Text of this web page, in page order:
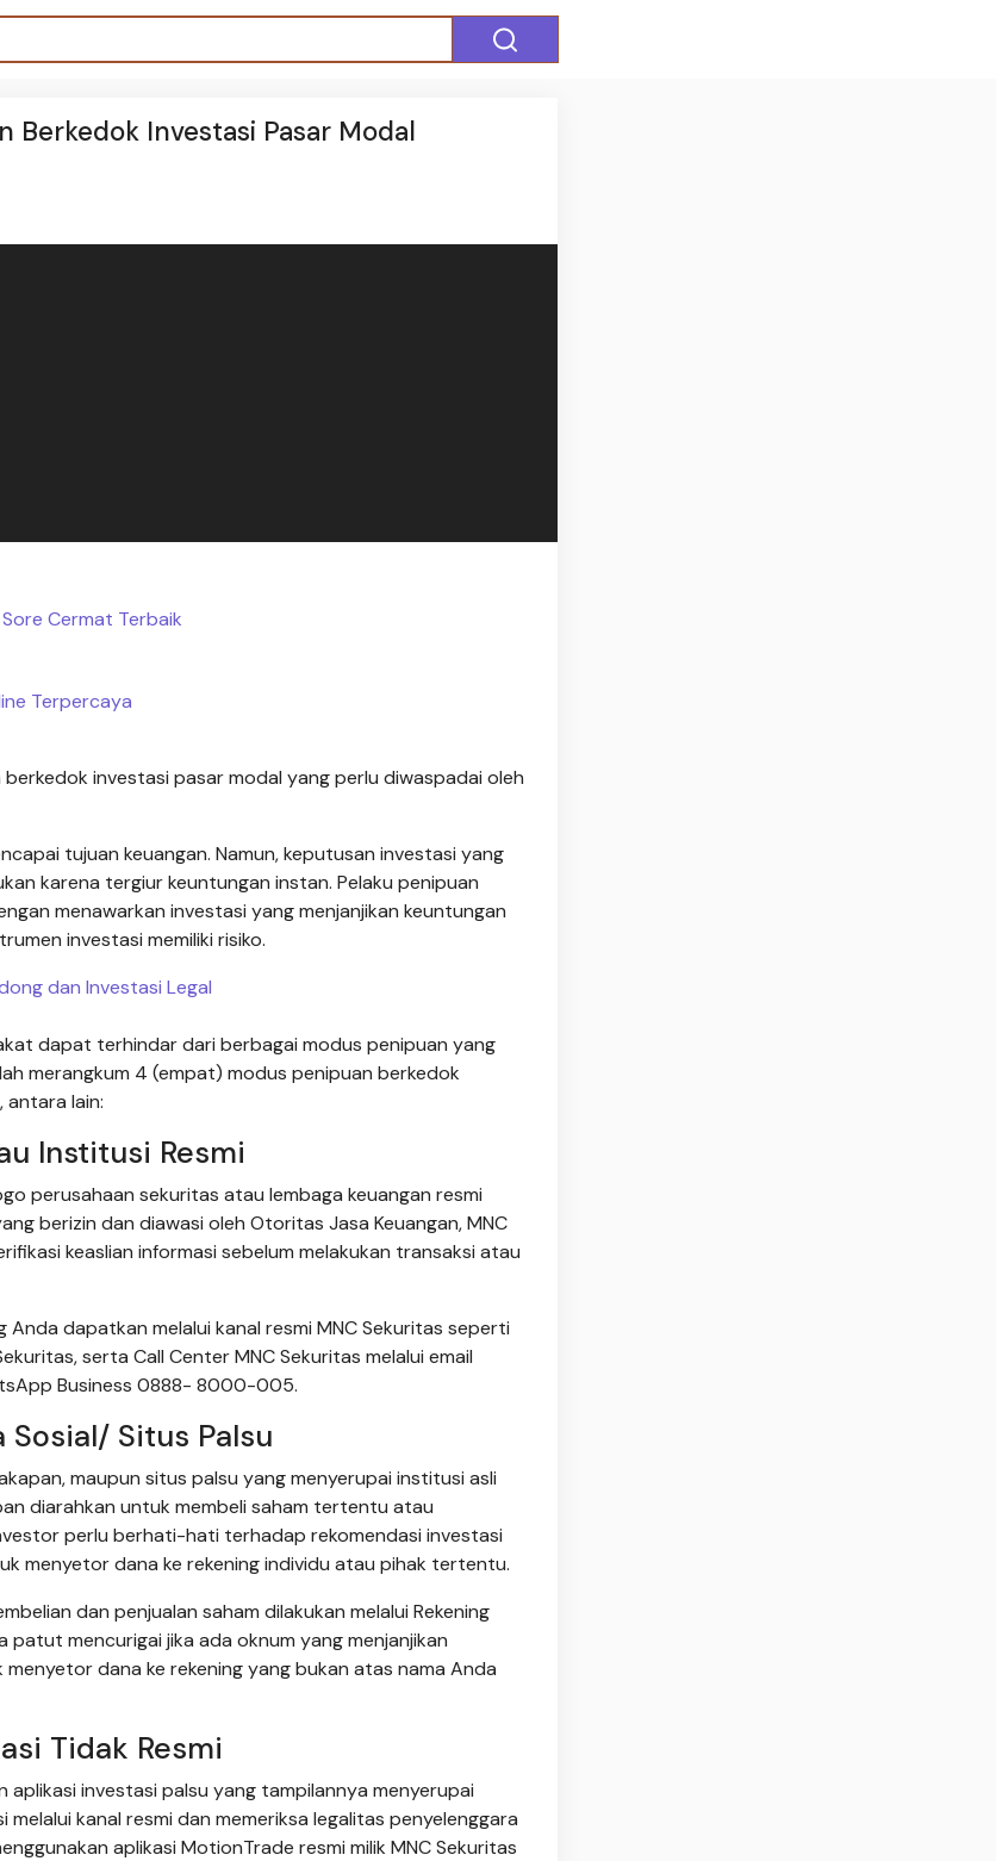
Berkedok Investasi Pasar Modal
Cermat Terbaik
Terpercaya
investasi pasar modal yang perlu diwaspadai oleh
tujuan keuangan. Namun, keputusan investasi yang
karena tergiur keuntungan instan. Pelaku penipuan
menawarkan investasi yang menjanjikan keuntungan
investasi memiliki risiko.
dan Investasi Legal
dapat terhindar dari berbagai modus penipuan yang
merangkum 4 (empat) modus penipuan berkedok
antara lain:
Institusi Resmi
perusahaan sekuritas atau lembaga keuangan resmi
berizin dan diawasi oleh Otoritas Jasa Keuangan, MNC
keaslian informasi sebelum melakukan transaksi atau
dapatkan melalui kanal resmi MNC Sekuritas seperti
serta Call Center MNC Sekuritas melalui email
Business 0888- 8000-005.
Sosial/ Situs Palsu
maupun situs palsu yang menyerupai institusi asli
diarahkan untuk membeli saham tertentu atau
perlu berhati-hati terhadap rekomendasi investasi
menyetor dana ke rekening individu atau pihak tertentu.
dan penjualan saham dilakukan melalui Rekening
patut mencurigai jika ada oknum yang menjanjikan
dana ke rekening yang bukan atas nama Anda
Tidak Resmi
investasi palsu yang tampilannya menyerupai
kanal resmi dan memeriksa legalitas penyelenggara
aplikasi MotionTrade resmi milik MNC Sekuritas